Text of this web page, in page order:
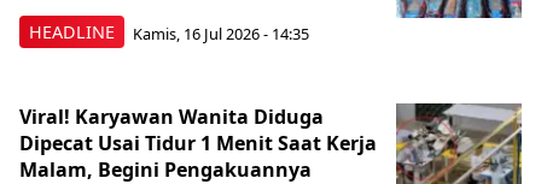
HEADLINE Kamis, 16 Jul 2026 - 14:35
Viral! Karyawan Wanita Diduga
Dipecat Usai Tidur 1 Menit Saat Kerja
Malam, Begini Pengakuannya